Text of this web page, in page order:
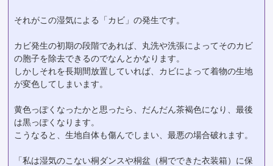
それがこの湿気による「カビ」の発生です。
カビ発生の初期の段階であれば、丸洗や洗張によってそのカビ
の胞子を除去できるのでなんとかなります。
しかしそれを長期間放置していれば、カビによって着物の生地
が変色してしまいます。
黄色っぽくなったかと思ったら、だんだん茶褐色になり、最後
は黒っぽくなります。
こうなると、生地自体も傷んでしまい、最悪の場合破れます。
「私は湿気のこない桐ダンスや桐盆（桐でできた衣装箱）に保